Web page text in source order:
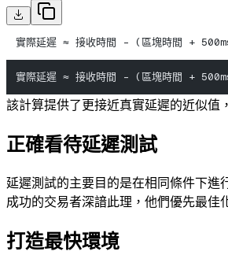
實際延遲 ≈ 接收時間 - (區塊時間 +
實際延遲 ≈ 接收時間 - (區塊時間 +
該計算提供了更接近真實延遲的近似值
正確看待延遲測試
延遲測試的主要目的是在相同條件下進
成功的交易者深諳此理，他們優先最佳
打造最快環境